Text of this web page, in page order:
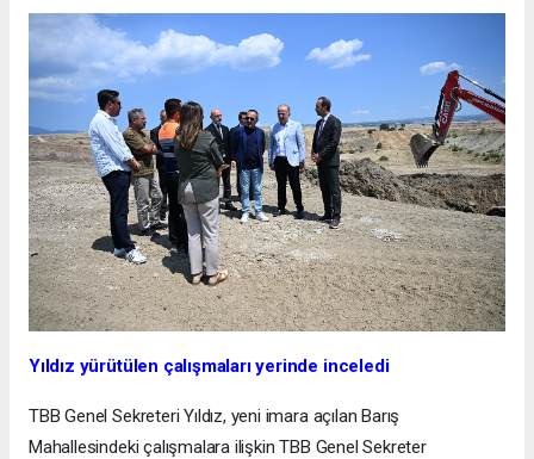
Yıldız yürütülen çalışmaları yerinde inceledi
TBB Genel Sekreteri Yıldız, yeni imara açılan Barış
Mahallesindeki çalışmalara ilişkin TBB Genel Sekreter